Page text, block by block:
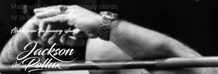
Made with Aloha on the canary islands
by Jackson & Pollux